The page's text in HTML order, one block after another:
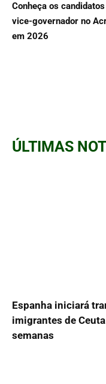
Conheça os
vice-governador no
em 2026
ÚLTIMAS
Espanha iniciará
imigrantes de
semanas